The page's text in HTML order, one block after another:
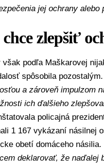
jej ochrany alebo
zlepšiť
však podľa Maškarovej
spôsobila pozostalým.
a zároveň impulzom
ich ďalšieho
policajná
1 167 vykázaní násilnej
obetí domáceho násilia.
deklarovať, že